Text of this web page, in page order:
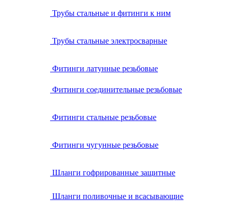
Трубы стальные и фитинги к ним
Трубы стальные электросварные
Фитинги латунные резьбовые
Фитинги соединительные резьбовые
Фитинги стальные резьбовые
Фитинги чугунные резьбовые
Шланги гофрированные защитные
Шланги поливочные и всасывающие